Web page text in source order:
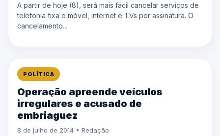
A partir de hoje (8), será mais fácil cancelar serviços de
telefonia fixa e móvel, internet e TVs por assinatura. O
cancelamento...
POLÍTICA
Operação apreende veículos
irregulares e acusado de
embriaguez
8 de julho de 2014 • Redação